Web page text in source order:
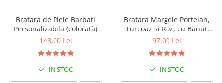
Bratara de Piele Barbati
Personalizabila (colorată)
148,00 Lei
IN STOC
Bratara Margele Portelan,
Turcoaz si Roz, cu Banut
Personalizat
97,00 Lei
IN STOC